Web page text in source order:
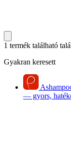
1 termék található
Gyakran keresett
— gyors,